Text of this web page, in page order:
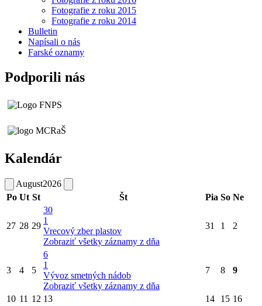
Fotografie z roku 2015
Fotografie z roku 2014
Bulletin
Napísali o nás
Farské oznamy
Podporili nás
Kalendár
August2026
Po Ut St Št Pia So Ne
27 28 29
30
1
Vrecový zber plastov
Zobraziť všetky záznamy z dňa
31 1 2
3 4 5
6
1
Vývoz smetných nádob
Zobraziť všetky záznamy z dňa
7 8 9
10 11 12 13 14 15 16